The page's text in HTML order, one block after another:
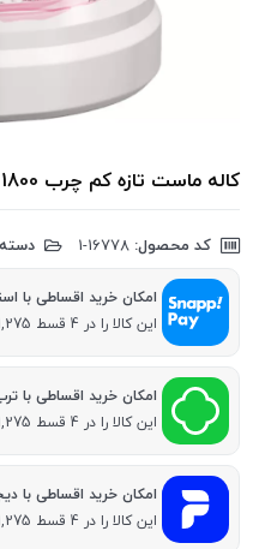
کاله ماست تازه کم چرب 1800 گرمی
کد محصول:
امکان خرید اقساطی با
این کالا را در 4 قسط 61,275 تومانی بخرید
امکان خرید اقساطی با
این کالا را در 4 قسط 61,275 تومانی بخرید
امکان خرید اقساطی با
این کالا را در 4 قسط 61,275 تومانی بخرید